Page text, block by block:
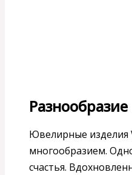
Ювелирные изделия
многообразием.
счастья.